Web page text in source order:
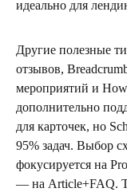
идеально для
Другие полезные
отзывов,
мероприятий и
дополнительно
для карточек, но
95% задач. Выбор
фокусируется на
— на Article+FAQ.